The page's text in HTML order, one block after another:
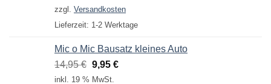
4,95 €3,95 €.
zzgl. Versandkosten
Lieferzeit: 1-2 Werktage
Mic o Mic Bausatz kleines Auto
14,95€ Ursprünglicher
Preis
9,95 €Aktueller
inkl. 19 % MwSt.